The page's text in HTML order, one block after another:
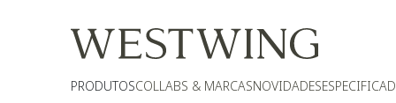
PRODUTOSCOLLABS & MARCASNOVIDADES